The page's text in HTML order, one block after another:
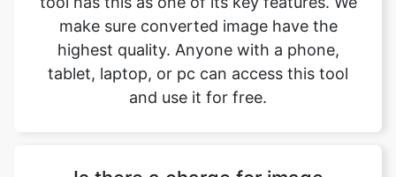
and use it for free.
Is there a charge for image